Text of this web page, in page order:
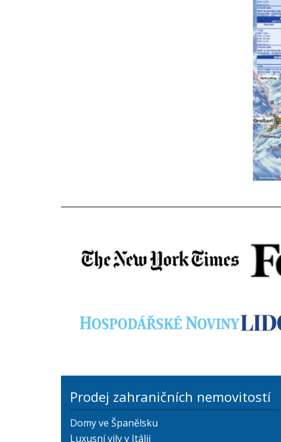
Prodej zahraničních nemovitostí
Domy ve Španělsku
Luxusní vily v Itálii